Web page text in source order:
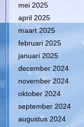
mei 2025
april 2025
maart 2025
februari 2025
januari 2025
december 2024
november 2024
oktober 2024
september 2024
augustus 2024